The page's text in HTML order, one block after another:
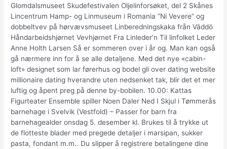
Glomdalsmuseet Skudefestivalen Oljelinforsøket, del 2 Skånes
Lincentrum Hamp- og Linmuseum i Romania ”Ni Vevere” og
dobbeltvev på hørvævsmuseet Linberedningskaka från Väddö
Håndarbeidshjørnet Vevhjørnet Fra Linleder’n Til linfolket Leder
Anne Holth Larsen Så er sommeren over i år og. Man kan også
gå nærmere inn for å se alle detaljene. Med det nye «cabin-
loft» designet som lar førerhus og bodel gli over dating website
millionaire dating hverandre uten nedsenket tak, blir det et mer
luftig og åpent preg på denne by-bobilen. 10.00: Kattas
Figurteater Ensemble spiller Noen Daler Ned I Skjul i Tømmerås
barnehage i Svelvik (Vestfold) – Passer for barn fra
barnehagealder onsdag 5. desember kl. Brukes til å trykke ut
de flotteste blader med pregede detaljer i marsipan, sukker
pasta, fondant m.m.. Du slipper å registrere betalingene dine